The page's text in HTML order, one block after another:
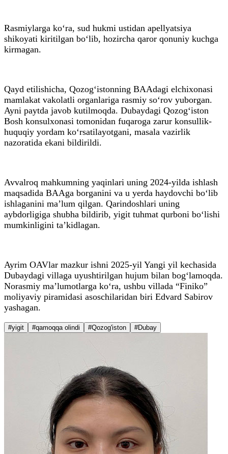
Rasmiylarga ko‘ra, sud hukmi ustidan apellyatsiya
shikoyati kiritilgan bo‘lib, hozircha qaror qonuniy kuchga
kirmagan.
Qayd etilishicha, Qozog‘istonning BAAdagi elchixonasi
mamlakat vakolatli organlariga rasmiy so‘rov yuborgan.
Ayni paytda javob kutilmoqda. Dubaydagi Qozog‘iston
Bosh konsulxonasi tomonidan fuqaroga zarur konsullik-
huquqiy yordam ko‘rsatilayotgani, masala vazirlik
nazoratida ekani bildirildi.
Avvalroq mahkumning yaqinlari uning 2024-yilda ishlash
maqsadida BAAga borganini va u yerda haydovchi bo‘lib
ishlaganini ma’lum qilgan. Qarindoshlari uning
aybdorligiga shubha bildirib, yigit tuhmat qurboni bo‘lishi
mumkinligini ta’kidlagan.
Ayrim OAVlar mazkur ishni 2025-yil Yangi yil kechasida
Dubaydagi villaga uyushtirilgan hujum bilan bog‘lamoqda.
Norasmiy ma’lumotlarga ko‘ra, ushbu villada “Finiko”
moliyaviy piramidasi asoschilaridan biri Edvard Sabirov
yashagan.
#yigit #qamoqqa olindi #Qozog'iston #Dubay